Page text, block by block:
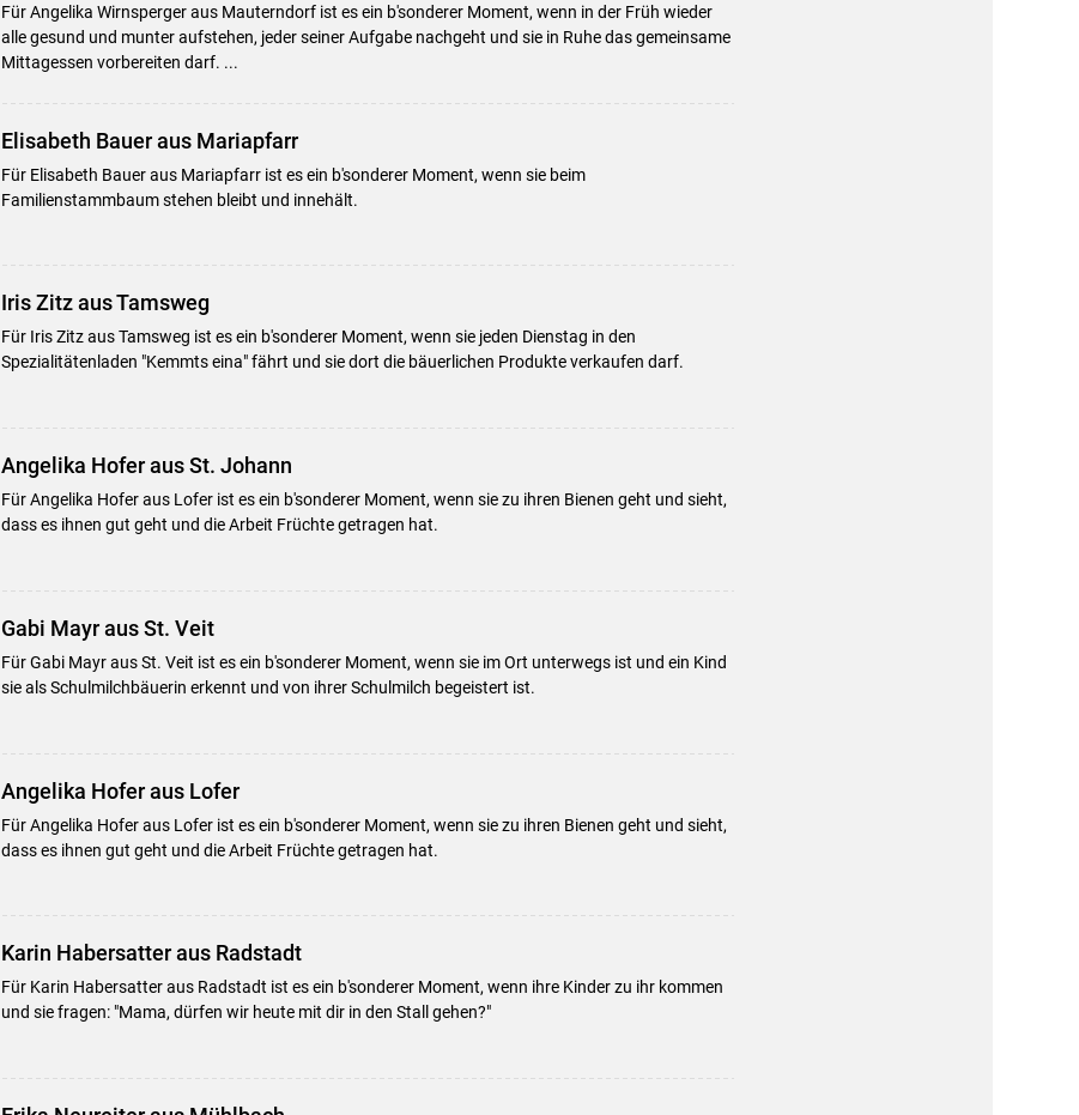
Für Angelika Wirnsperger aus Mauterndorf ist es ein b'sonderer Moment, wenn in der Früh wieder
alle gesund und munter aufstehen, jeder seiner Aufgabe nachgeht und sie in Ruhe das gemeinsame
Mittagessen vorbereiten darf. ...
Elisabeth Bauer aus Mariapfarr
Für Elisabeth Bauer aus Mariapfarr ist es ein b'sonderer Moment, wenn sie beim
Familienstammbaum stehen bleibt und innehält.
Iris Zitz aus Tamsweg
Für Iris Zitz aus Tamsweg ist es ein b'sonderer Moment, wenn sie jeden Dienstag in den
Spezialitätenladen "Kemmts eina" fährt und sie dort die bäuerlichen Produkte verkaufen darf.
Angelika Hofer aus St. Johann
Für Angelika Hofer aus Lofer ist es ein b'sonderer Moment, wenn sie zu ihren Bienen geht und sieht,
dass es ihnen gut geht und die Arbeit Früchte getragen hat.
Gabi Mayr aus St. Veit
Für Gabi Mayr aus St. Veit ist es ein b'sonderer Moment, wenn sie im Ort unterwegs ist und ein Kind
sie als Schulmilchbäuerin erkennt und von ihrer Schulmilch begeistert ist.
Angelika Hofer aus Lofer
Für Angelika Hofer aus Lofer ist es ein b'sonderer Moment, wenn sie zu ihren Bienen geht und sieht,
dass es ihnen gut geht und die Arbeit Früchte getragen hat.
Karin Habersatter aus Radstadt
Für Karin Habersatter aus Radstadt ist es ein b'sonderer Moment, wenn ihre Kinder zu ihr kommen
und sie fragen: "Mama, dürfen wir heute mit dir in den Stall gehen?"